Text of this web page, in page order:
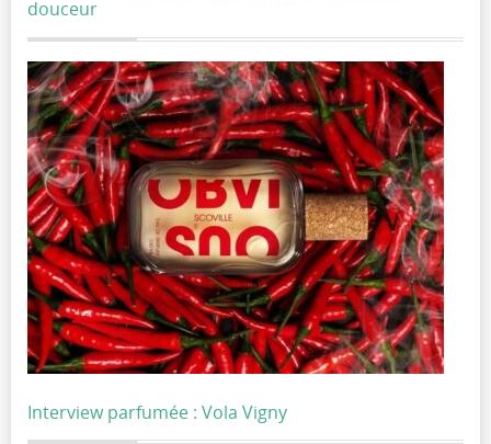
douceur
Interview parfumée : Vola Vigny